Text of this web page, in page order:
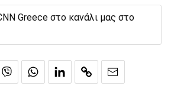
Greece στο κανάλι μας στο